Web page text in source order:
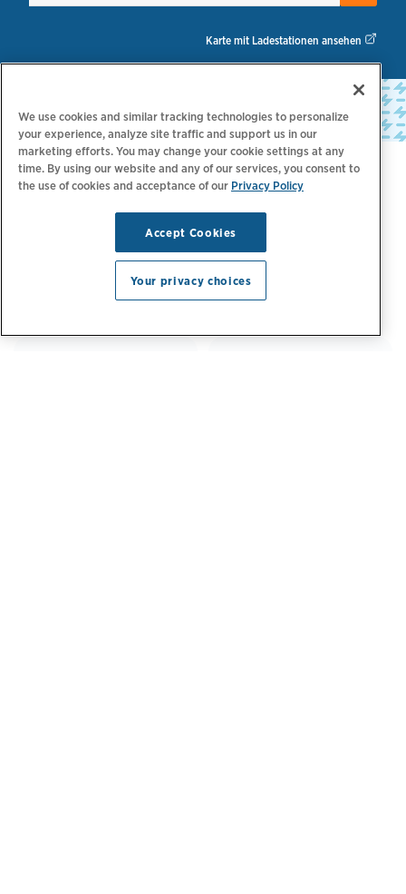
Karte mit Ladestationen ansehen
Branchenführer vertrauen auf uns
Über 5.000 Marken vertrauen bei ihren
Ladelösungen für Elektrofahrzeuge auf
ChargePoint, darunter:
We use cookies and similar tracking technologies to personalize
your experience, analyze site traffic and support us in our
marketing efforts. You may change your cookie settings at any
time. By using our website and any of our services, you consent to
the use of cookies and acceptance of our Privacy Policy
Accept Cookies
Your privacy choices